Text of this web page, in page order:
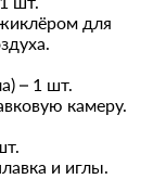
для
– 1 шт.
камеру.
и иглы.